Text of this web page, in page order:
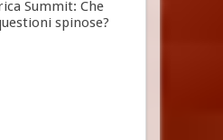
Summit: Che
spinose?